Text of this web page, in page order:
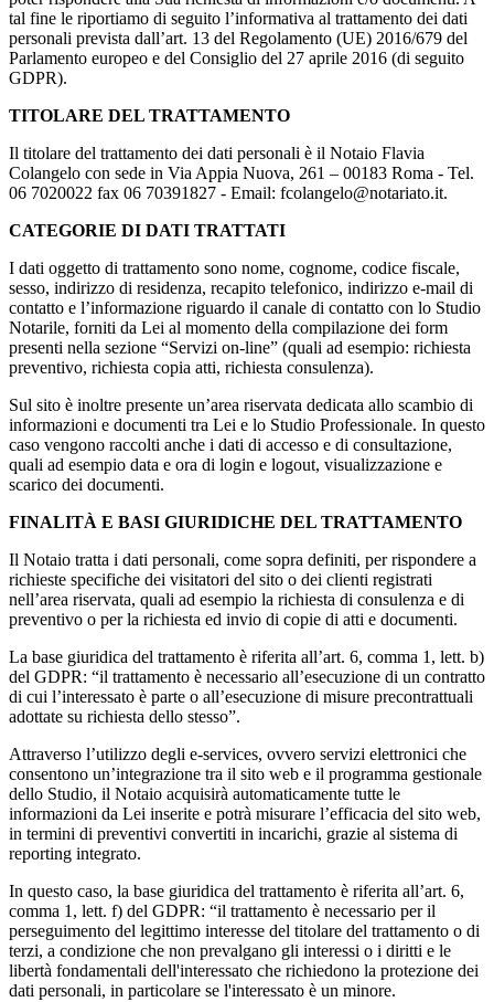
tal fine le riportiamo di seguito l’informativa al trattamento dei dati
personali prevista dall’art. 13 del Regolamento (UE) 2016/679 del
Parlamento europeo e del Consiglio del 27 aprile 2016 (di seguito
GDPR).
TITOLARE DEL TRATTAMENTO
Il titolare del trattamento dei dati personali è il Notaio Flavia
Colangelo con sede in Via Appia Nuova, 261 – 00183 Roma - Tel.
06 7020022 fax 06 70391827 - Email: fcolangelo@notariato.it.
CATEGORIE DI DATI TRATTATI
I dati oggetto di trattamento sono nome, cognome, codice fiscale,
sesso, indirizzo di residenza, recapito telefonico, indirizzo e-mail di
contatto e l’informazione riguardo il canale di contatto con lo Studio
Notarile, forniti da Lei al momento della compilazione dei form
presenti nella sezione “Servizi on-line” (quali ad esempio: richiesta
preventivo, richiesta copia atti, richiesta consulenza).
Sul sito è inoltre presente un’area riservata dedicata allo scambio di
informazioni e documenti tra Lei e lo Studio Professionale. In questo
caso vengono raccolti anche i dati di accesso e di consultazione,
quali ad esempio data e ora di login e logout, visualizzazione e
scarico dei documenti.
FINALITÀ E BASI GIURIDICHE DEL TRATTAMENTO
Il Notaio tratta i dati personali, come sopra definiti, per rispondere a
richieste specifiche dei visitatori del sito o dei clienti registrati
nell’area riservata, quali ad esempio la richiesta di consulenza e di
preventivo o per la richiesta ed invio di copie di atti e documenti.
La base giuridica del trattamento è riferita all’art. 6, comma 1, lett. b)
del GDPR: “il trattamento è necessario all’esecuzione di un contratto
di cui l’interessato è parte o all’esecuzione di misure precontrattuali
adottate su richiesta dello stesso”.
Attraverso l’utilizzo degli e-services, ovvero servizi elettronici che
consentono un’integrazione tra il sito web e il programma gestionale
dello Studio, il Notaio acquisirà automaticamente tutte le
informazioni da Lei inserite e potrà misurare l’efficacia del sito web,
in termini di preventivi convertiti in incarichi, grazie al sistema di
reporting integrato.
In questo caso, la base giuridica del trattamento è riferita all’art. 6,
comma 1, lett. f) del GDPR: “il trattamento è necessario per il
perseguimento del legittimo interesse del titolare del trattamento o di
terzi, a condizione che non prevalgano gli interessi o i diritti e le
libertà fondamentali dell'interessato che richiedono la protezione dei
dati personali, in particolare se l'interessato è un minore.